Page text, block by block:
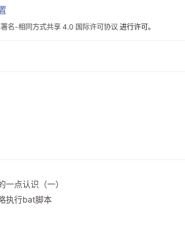
名-相同方式共享 4.0 国际许可协议 进行许可。
一点认识（一）
执行bat脚本